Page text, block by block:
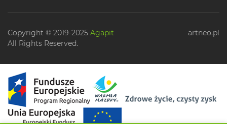
Copyright © 2019-2025 Agapit
All Rights Reserved.
artneo.pl